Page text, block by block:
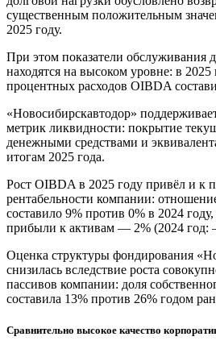
существенным положительным
2025 году.
При этом показатели обслуживания
находятся на высоком уровне: в
процентных расходов OIBDA
«Новосибирскавтодор»
метрик ликвидности: покрытие
денежными средствами и
итогам 2025 года.
Рост OIBDA в 2025 году привёл и к
рентабельности компании:
составило 9% против 0% в 2024
прибыли к активам — 2% (2024 год:
Оценка структуры фондирования
снизилась вследствие роста
пассивов компании: доля
составила 13% против 26% годом
Сравнительно высокое качество